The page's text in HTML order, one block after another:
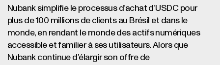
Nubank simplifie le processus d’achat d’USDC pour
plus de 100 millions de clients au Brésil et dans le
monde, en rendant le monde des actifs numériques
accessible et familier à ses utilisateurs. Alors que
Nubank continue d’élargir son offre de